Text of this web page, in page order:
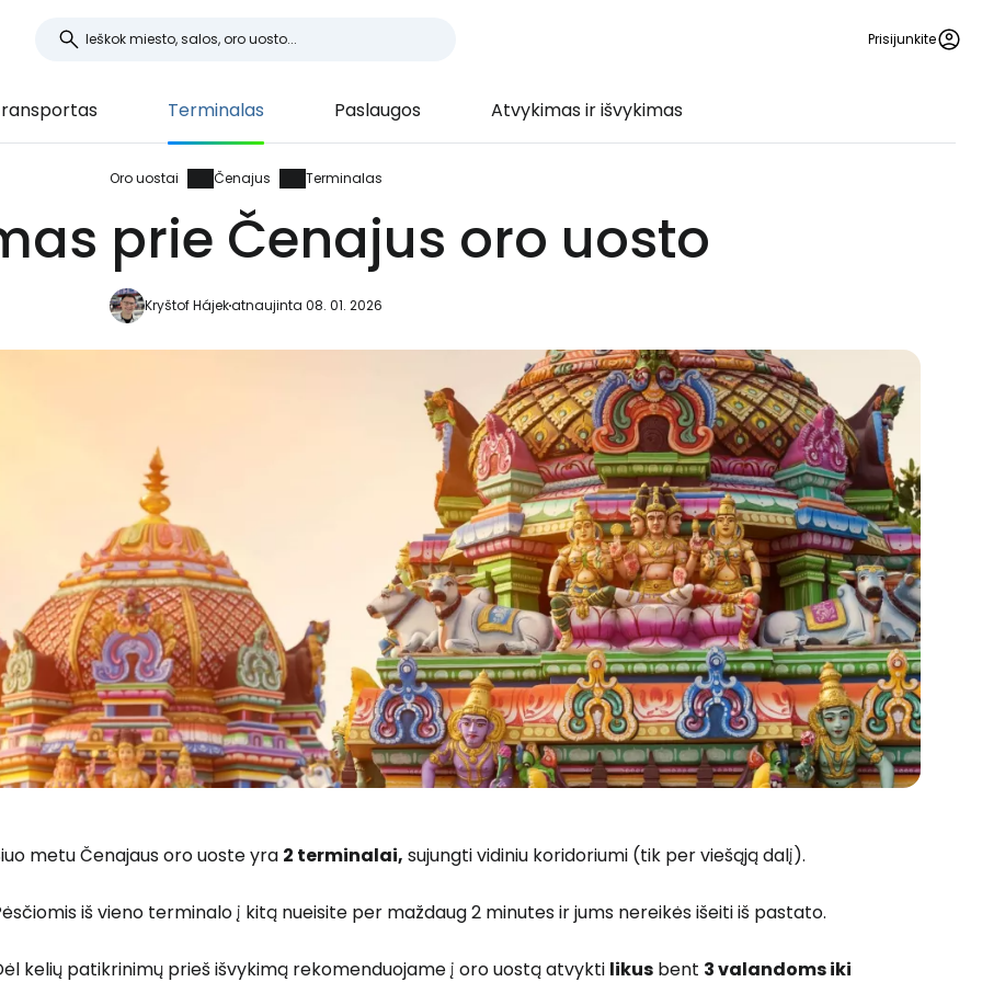
Prisijunkite
Terminalas Paslaugos Atvykimas ir išvykimas
Oro uostai Čenajus Terminalas
prie Čenajus oro uosto
Kryštof Hájekatnaujinta 08. 01. 2026
metu Čenajaus oro uoste yra 2 terminalai, sujungti vidiniu koridoriumi (tik per viešąją dalį).
iš vieno terminalo į kitą nueisite per maždaug 2 minutes ir jums nereikės išeiti iš pastato.
kelių patikrinimų prieš išvykimą rekomenduojame į oro uostą atvykti likus bent 3 valandoms iki